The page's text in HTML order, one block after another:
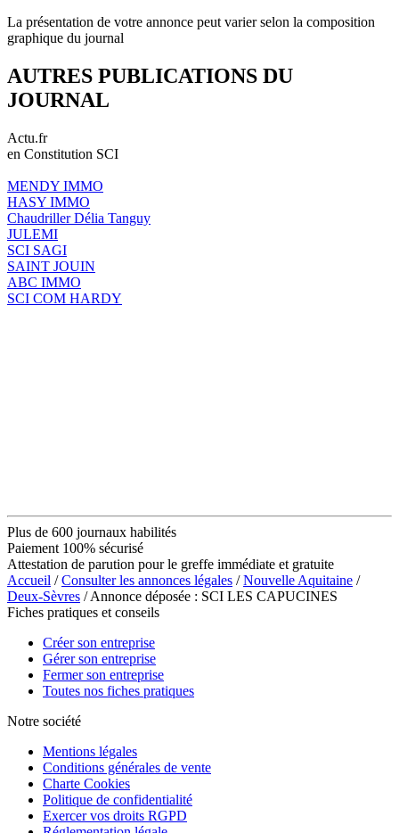
La présentation de votre annonce peut varier selon la composition
graphique du journal
AUTRES PUBLICATIONS DU
JOURNAL
Actu.fr
en Constitution SCI
MENDY IMMO
HASY IMMO
Chaudriller Délia Tanguy
JULEMI
SCI SAGI
SAINT JOUIN
ABC IMMO
SCI COM HARDY
Plus de 600 journaux habilités
Paiement 100% sécurisé
Attestation de parution pour le greffe immédiate et gratuite
Accueil /Consulter les annonces légales /Nouvelle Aquitaine /
Deux-Sèvres / Annonce déposée : SCI LES CAPUCINES
Fiches pratiques et conseils
Créer son entreprise
Gérer son entreprise
Fermer son entreprise
Toutes nos fiches pratiques
Notre société
Mentions légales
Conditions générales de vente
Charte Cookies
Politique de confidentialité
Exercer vos droits RGPD